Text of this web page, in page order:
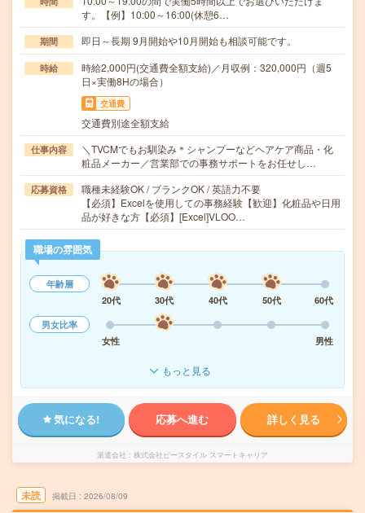
す。【例】10:00～16:00(休憩6…
期間 即日～長期 9月開始や10月開始も相談可能です。
時給
時給2,000円(交通費全額支給)／月収例：320,000円（週5
日×実働8Hの場合）
交通費
交通費別途全額支給
仕事内容
＼TVCMでもお馴染み＊シャンプーなどヘアケア商品・化
粧品メーカー／営業部での事務サポートをお任せし…
応募資格
職種未経験OK / ブランクOK / 英語力不要
【必須】Excelを使用しての事務経験【歓迎】化粧品や日用
品が好きな方【必須】[Excel]VLOO…
職場の雰囲気
年齢層
20代
30代 40代 50代
60代
男女比率
女性
男性
もっと見る
気になる! 応募へ進む 詳しく見る
派遣会社 株式会社ビースタイル スマートキャリア
未読 掲載日 2026/08/09